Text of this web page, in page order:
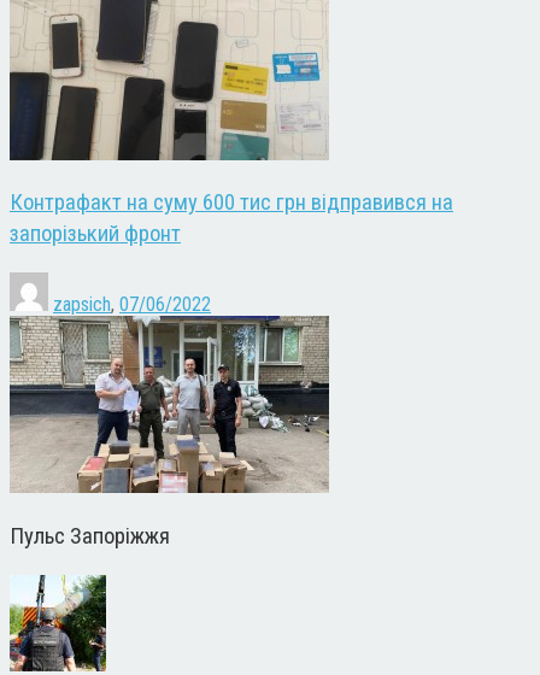
Контрафакт на суму 600 тис грн відправився на
запорізький фронт
zapsich, 07/06/2022
Пульс Запоріжжя